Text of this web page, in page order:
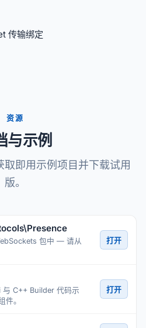
传输绑定
资源
与示例
即用示例项目并下载试用
版。
包中 — 请从
打开
与 C++ Builder 代码示
。
打开